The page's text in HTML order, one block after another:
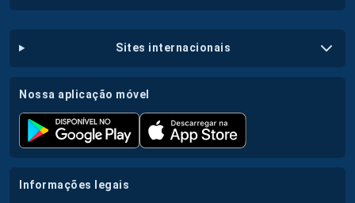
sites internacionais
nossa aplicação móvel
informações legais